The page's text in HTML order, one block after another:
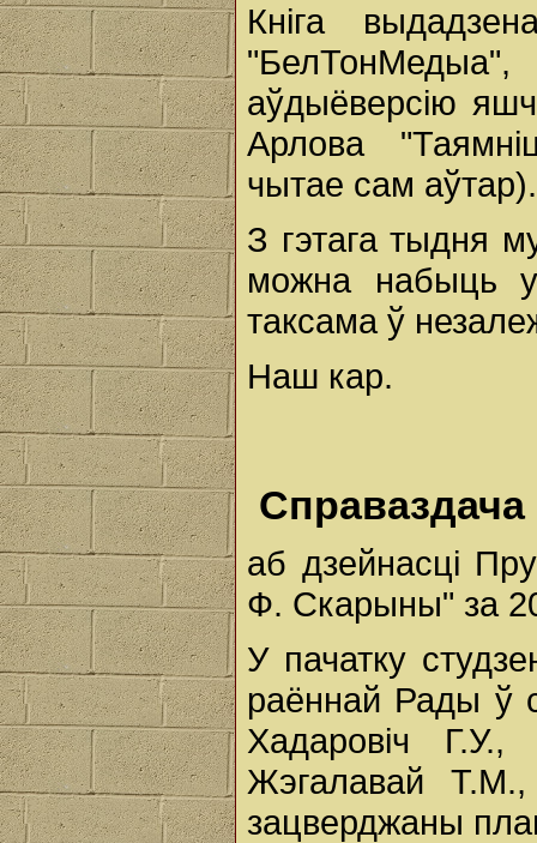
Кніга
"БелТонМедыа",
аўдыёверсію
Арлова
чытае сам аўтар).
З гэтага тыдня
можна набыць у
таксама ў
Наш кар.
Справаздача
аб дзейнасці
Ф. Скарыны" за
У пачатку
раённай Рады ў
Хадаровіч
Жэгалавай
зацверджаны